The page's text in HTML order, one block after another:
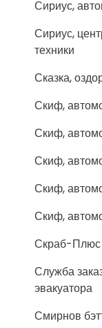
Сириус,
Сириус,
техники
Сказка,
Скиф,
Скиф,
Скиф,
Скиф,
Скиф,
Скраб-Плюс
Служба
эвакуатора
Смирнов